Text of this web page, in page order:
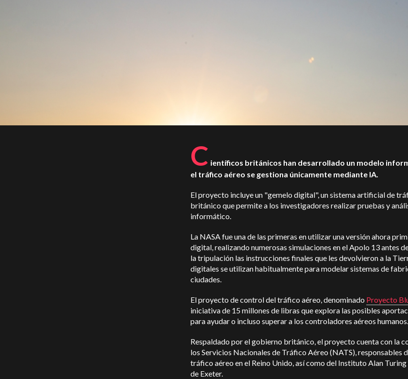
C ientíficos británicos han desarrollado un modelo
el tráfico aéreo se gestiona únicamente mediante IA.
El proyecto incluye un "gemelo digital", un sistema artificial de
británico que permite a los investigadores realizar pruebas y
informático.
La NASA fue una de las primeras en utilizar una versión ahora
digital, realizando numerosas simulaciones en el Apolo 13 antes
la tripulación las instrucciones finales que les devolvieron a la
digitales se utilizan habitualmente para modelar sistemas de
ciudades.
El proyecto de control del tráfico aéreo, denominado Proyecto
iniciativa de 15 millones de libras que explora las posibles
para ayudar o incluso superar a los controladores aéreos humanos.
Respaldado por el gobierno británico, el proyecto cuenta con la
los Servicios Nacionales de Tráfico Aéreo (NATS), responsables
tráfico aéreo en el Reino Unido, así como del Instituto Alan
de Exeter.